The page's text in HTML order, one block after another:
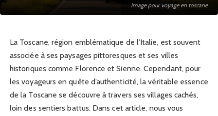
Image pour voyage en toscane
La Toscane, région emblématique de l’Italie, est souvent
associée à ses paysages pittoresques et ses villes
historiques comme Florence et Sienne. Cependant, pour
les voyageurs en quête d’authenticité, la véritable essence
de la Toscane se découvre à travers ses villages cachés,
loin des sentiers battus. Dans cet article, nous vous